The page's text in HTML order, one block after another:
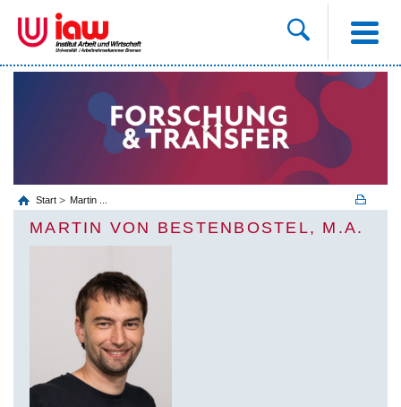
Start Martin ...
MARTIN VON BESTENBOSTEL, M.A.